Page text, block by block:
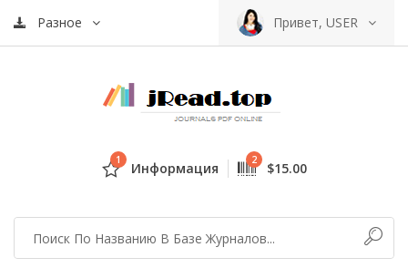
Разное Привет, USER
1 Информация 2 $15.00